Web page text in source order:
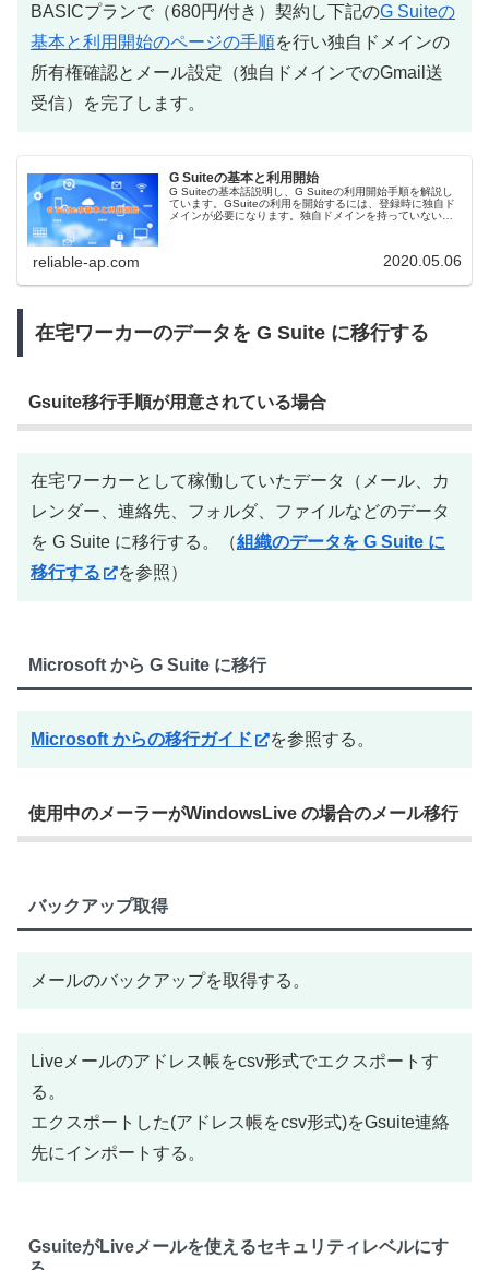
BASICプランで（680円/付き）契約し下記のG Suiteの
基本と利用開始のページの手順を行い独自ドメインの
所有権確認とメール設定（独自ドメインでのGmail送
受信）を完了します。
G Suiteの基本と利用開始
G Suiteの基本話説明し、G Suiteの利用開始手順を解説し
ています。GSuiteの利用を開始するには、登録時に独自ド
メインが必要になります。独自ドメインを持っていない場
reliable-ap.com 2020.05.06
在宅ワーカーのデータを G Suite に移行する
Gsuite移行手順が用意されている場合
在宅ワーカーとして稼働していたデータ（メール、カ
レンダー、連絡先、フォルダ、ファイルなどのデータ
を G Suite に移行する。（組織のデータを G Suite に
移行する
を参照）
Microsoft から G Suite に移行
Microsoft からの移行ガイド を参照する。
使用中のメーラーがWindowsLive の場合のメール移行
バックアップ取得
メールのバックアップを取得する。
Liveメールのアドレス帳をcsv形式でエクスポートす
る。
エクスポートした(アドレス帳をcsv形式)をGsuite連絡
先にインポートする。
GsuiteがLiveメールを使えるセキュリティレベルにす